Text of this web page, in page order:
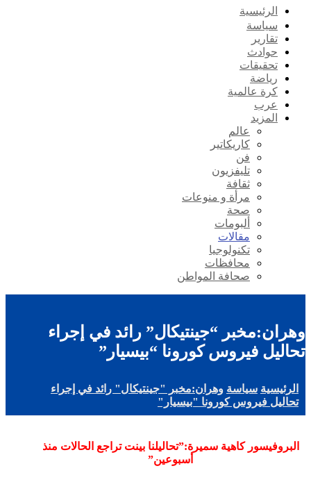
الرئيسية
سياسة
تقارير
حوادث
تحقيقات
رياضة
كرة عالمية
عرب
المزيد
عالم
كاريكاتير
فن
تليفزيون
ثقافة
مرأة و منوعات
صحة
ألبومات
مقالات
تكنولوجيا
محافظات
صحافة المواطن
وهران:مخبر “جينتيكال” رائد في إجراء
تحاليل فيروس كورونا “بيسيار”
الرئيسية سياسة وهران:مخبر "جينتيكال" رائد في إجراء
تحاليل فيروس كورونا "بيسيار"
البروفيسور كاهية سميرة:”تحاليلنا بينت تراجع الحالات منذ
أسبوعين”